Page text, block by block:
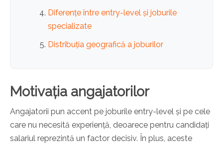
Diferențe între entry-level și joburile
specializate
Distribuția geografică a joburilor
Motivația angajatorilor
Angajatorii pun accent pe joburile entry-level și pe cele
care nu necesită experiență, deoarece pentru candidați
salariul reprezintă un factor decisiv. În plus, aceste